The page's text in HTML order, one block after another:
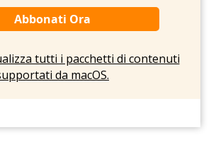
Abbonati Ora
tutti i pacchetti di contenuti
da macOS.